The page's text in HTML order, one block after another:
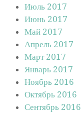
Июль 2017
Июнь 2017
Май 2017
Апрель 2017
Март 2017
Январь 2017
Ноябрь 2016
Октябрь 2016
Сентябрь 2016